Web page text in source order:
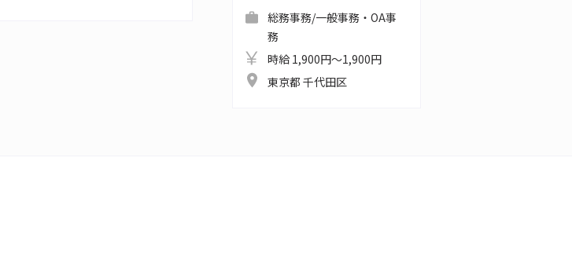
総務事務/一般事務・OA事
務
時給 1,900円～1,900円
東京都 千代田区